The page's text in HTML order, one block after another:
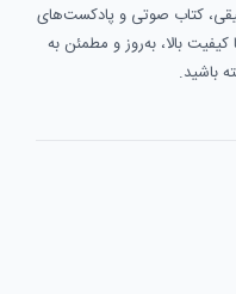
کتاب صوتی و پادکست‌های
بالا، به‌روز و مطمئن به
باشید.